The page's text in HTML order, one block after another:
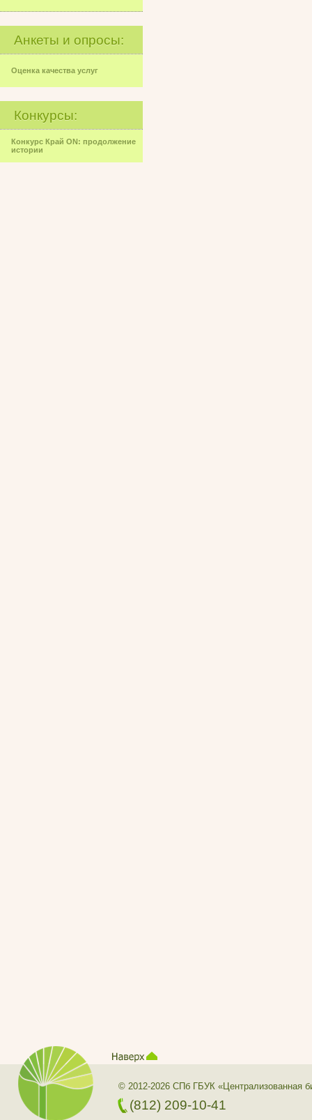
Анкеты и опросы:
Оценка качества услуг
Конкурсы:
Конкурс Край ON: продолжение
истории
© 2012-2026 СПб ГБУК «Централизованная
(812) 209-10-41